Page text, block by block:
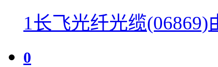
1 长飞光纤光缆(06869)
0